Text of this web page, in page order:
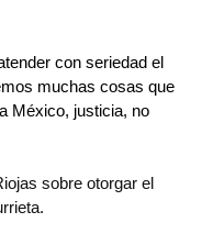
con seriedad el
muchas cosas que
México, justicia, no
sobre otorgar el